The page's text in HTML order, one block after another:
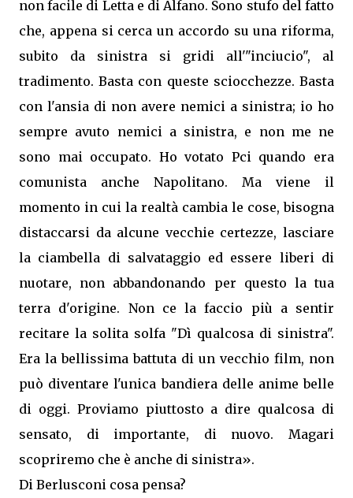
non facile di Letta e di Alfano. Sono stufo del fatto
che, appena si cerca un accordo su una riforma,
subito da sinistra si gridi all'"inciucio", al
tradimento. Basta con queste sciocchezze. Basta
con l'ansia di non avere nemici a sinistra; io ho
sempre avuto nemici a sinistra, e non me ne
sono mai occupato. Ho votato Pci quando era
comunista anche Napolitano. Ma viene il
momento in cui la realtà cambia le cose, bisogna
distaccarsi da alcune vecchie certezze, lasciare
la ciambella di salvataggio ed essere liberi di
nuotare, non abbandonando per questo la tua
terra d'origine. Non ce la faccio più a sentir
recitare la solita solfa "Dì qualcosa di sinistra".
Era la bellissima battuta di un vecchio film, non
può diventare l'unica bandiera delle anime belle
di oggi. Proviamo piuttosto a dire qualcosa di
sensato, di importante, di nuovo. Magari
scopriremo che è anche di sinistra».
Di Berlusconi cosa pensa?